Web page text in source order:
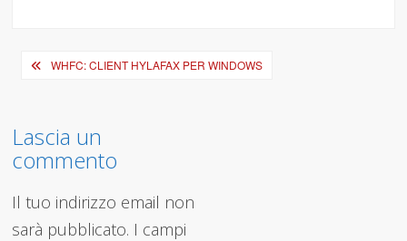
Navigazione
WHFC: CLIENT HYLAFAX PER WINDOWS
Lascia un
commento
Il tuo indirizzo email non
sarà pubblicato. I campi